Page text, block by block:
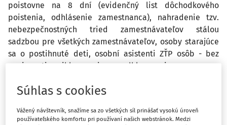
poistovne na 8 dní (evidenčný list dôchodkového
poistenia, odhlásenie zamestnanca), nahradenie tzv.
nebezpečnostných tried zamestnávateľov stálou
sadzbou pre všetkých zamestnávateľov, osoby starajúce
sa o postihnuté deti, osobní asistenti ZŤP osôb - bez
povinnosti prihlasovania a odhlasovania, zmeny vo
461/2003 Z. z o sociálnom poistení v znení neskorších
Súhlas s cookies
Vážený návštevník, snažíme sa zo všetkých síl prinášať vysokú úroveň
používateľského komfortu pri používaní našich webstránok. Medzi